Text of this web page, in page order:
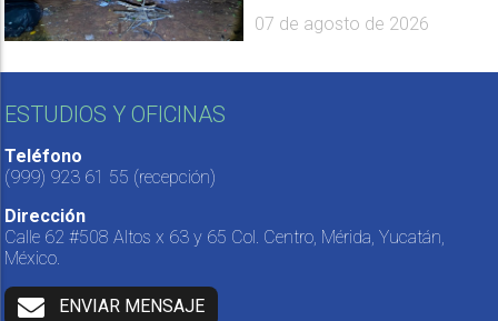
07 de agosto de 2026
ESTUDIOS Y OFICINAS
Teléfono
(999) 923 61 55 (recepción)
Dirección
Calle 62 #508 Altos x 63 y 65 Col. Centro, Mérida, Yucatán,
México.
ENVIAR MENSAJE